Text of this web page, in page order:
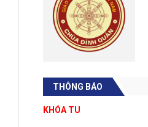
THÔNG BÁO
KHÓA TU